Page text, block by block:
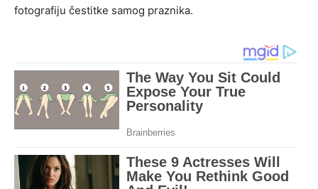
fotografiju čestitke samog praznika.